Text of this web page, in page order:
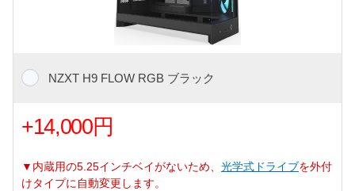
NZXT H9 FLOW RGB ブラック
+14,000円
▼内蔵用の5.25インチベイがないため、 光学式ドライブを外付
けタイプに自動変更します。